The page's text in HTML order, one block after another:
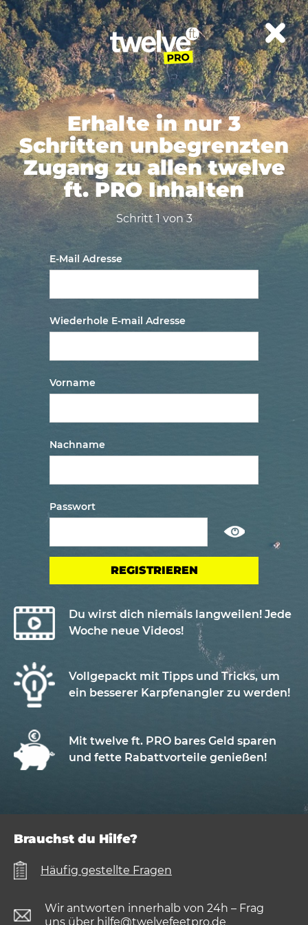
Erhalte in nur 3
Schritten unbegrenzten
Zugang zu allen twelve
ft. PRO Inhalten
Schritt 1 von 3
E-Mail Adresse
Wiederhole E-mail Adresse
Vorname
Nachname
Passwort
ausblenden
passwort
Du wirst dich niemals langweilen! Jede
Woche neue Videos!
Vollgepackt mit Tipps und Tricks, um
ein besserer Karpfenangler zu werden!
Mit twelve ft. PRO bares Geld sparen
und fette Rabattvorteile genießen!
Brauchst du Hilfe?
Häufig gestellte Fragen
Wir antworten innerhalb von 24h – Frag
uns über hilfe@twelvefeetpro.de